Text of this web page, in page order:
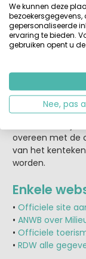
Er zijn ook
aanbieden.
(veel) hoger
Hulp bij
Het formulier is
Helaas biedt de
het formulier.
overeen met de
van het
worden.
Enkele
• Officiele site
• ANWB over
• Officiele
• RDW alle
We kunnen deze
bezoekersgegevens,
gepersonaliseerde
ervaring te bieden.
gebruiken opent u
Nee, pas